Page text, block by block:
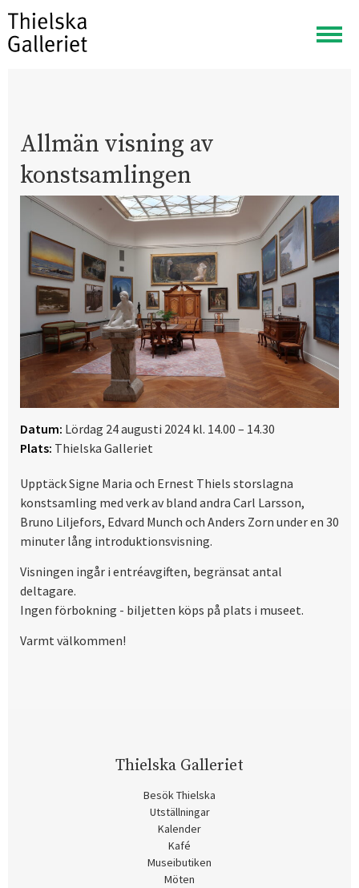
Visa
meny
Allmän visning av
konstsamlingen
Datum: Lördag 24 augusti 2024 kl. 14.00 – 14.30
Plats: Thielska Galleriet
Upptäck Signe Maria och Ernest Thiels storslagna
konstsamling med verk av bland andra Carl Larsson,
Bruno Liljefors, Edvard Munch och Anders Zorn under en 30
minuter lång introduktionsvisning.
Visningen ingår i entréavgiften, begränsat antal
deltagare.
Ingen förbokning - biljetten köps på plats i museet.
Varmt välkommen!
Thielska Galleriet
Besök Thielska
Utställningar
Kalender
Kafé
Museibutiken
Möten